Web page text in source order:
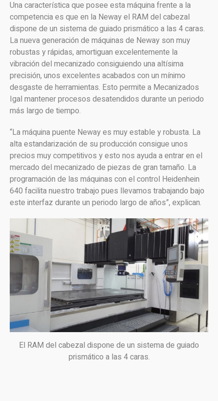
Una característica que posee esta máquina frente a la
competencia es que en la Neway el RAM del cabezal
dispone de un sistema de guiado prismático a las 4 caras.
La nueva generación de máquinas de Neway son muy
robustas y rápidas, amortiguan excelentemente la
vibración del mecanizado consiguiendo una altísima
precisión, unos excelentes acabados con un mínimo
desgaste de herramientas. Esto permite a Mecanizados
Igal mantener procesos desatendidos durante un periodo
más largo de tiempo.
“La máquina puente Neway es muy estable y robusta. La
alta estandarización de su producción consigue unos
precios muy competitivos y esto nos ayuda a entrar en el
mercado del mecanizado de piezas de gran tamaño. La
programación de las máquinas con el control Heidenhein
640 facilita nuestro trabajo pues llevamos trabajando bajo
este interfaz durante un periodo largo de años”, explican.
El RAM del cabezal dispone de un sistema de guiado
prismático a las 4 caras.